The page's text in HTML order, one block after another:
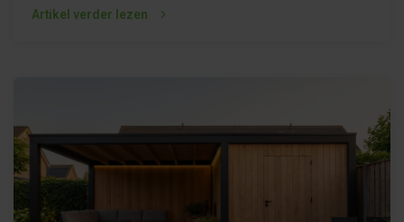
Artikel verder lezen